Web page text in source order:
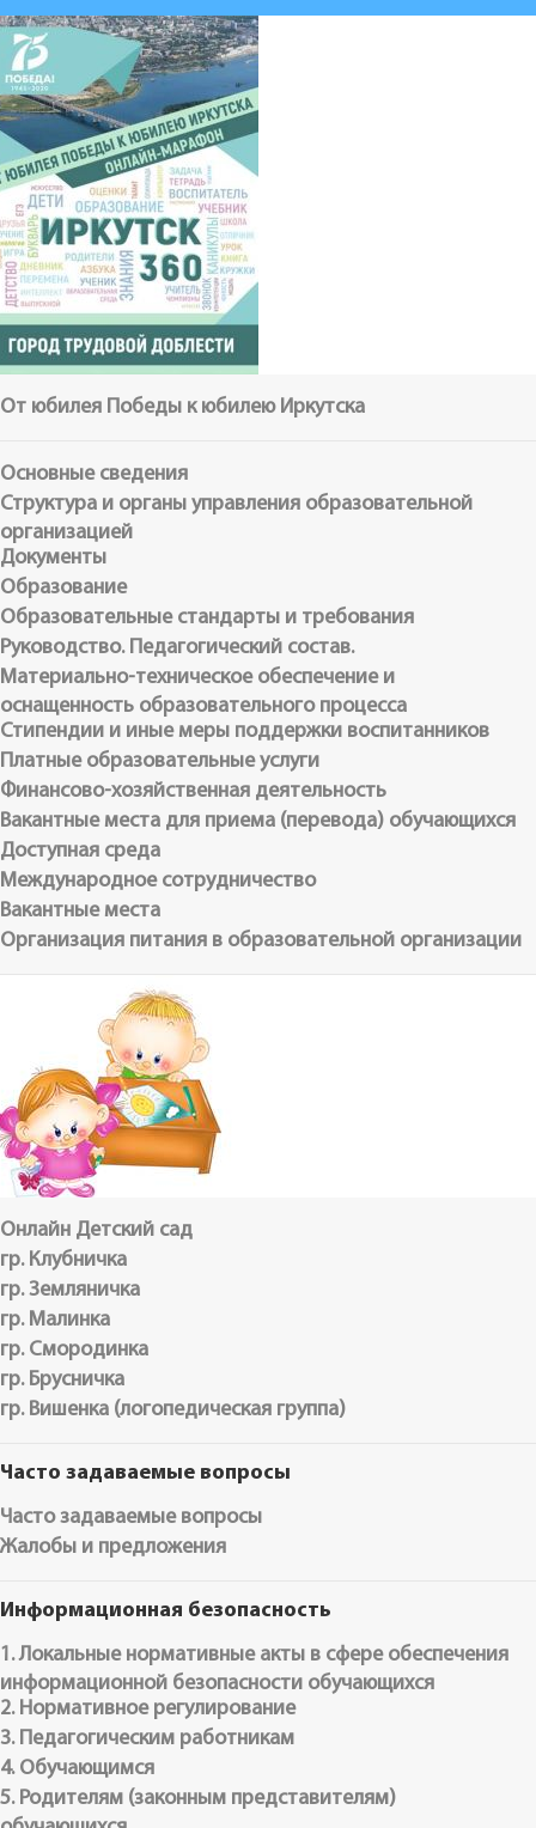
От юбилея Победы к юбилею Иркутска
Основные сведения
Структура и органы управления образовательной
организацией
Документы
Образование
Образовательные стандарты и требования
Руководство. Педагогический состав.
Материально-техническое обеспечение и
оснащенность образовательного процесса
Стипендии и иные меры поддержки воспитанников
Платные образовательные услуги
Финансово-хозяйственная деятельность
Вакантные места для приема (перевода) обучающихся
Доступная среда
Международное сотрудничество
Вакантные места
Организация питания в образовательной организации
Онлайн Детский сад
гр. Клубничка
гр. Земляничка
гр. Малинка
гр. Смородинка
гр. Брусничка
гр. Вишенка (логопедическая группа)
Часто задаваемые вопросы
Часто задаваемые вопросы
Жалобы и предложения
Информационная безопасность
1. Локальные нормативные акты в сфере обеспечения
информационной безопасности обучающихся
2. Нормативное регулирование
3. Педагогическим работникам
4. Обучающимся
5. Родителям (законным представителям)